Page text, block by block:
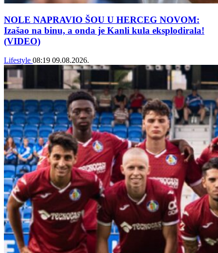
NOLE NAPRAVIO ŠOU U HERCEG NOVOM:
Izašao na binu, a onda je Kanli kula eksplodirala!
(VIDEO)
Lifestyle 08:19 09.08.2026.